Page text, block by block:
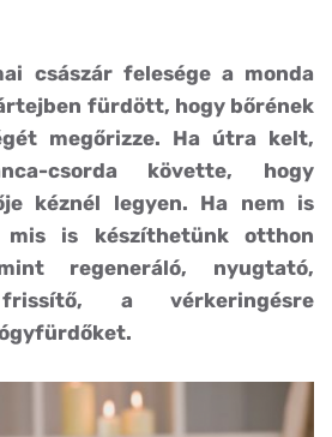
császár felesége a monda
fürdött, hogy bőrének
megőrizze. Ha útra kelt,
csorda követte, hogy
kéznél legyen. Ha nem is
mis is készíthetünk otthon
regeneráló, nyugtató,
frissítő, a vérkeringésre